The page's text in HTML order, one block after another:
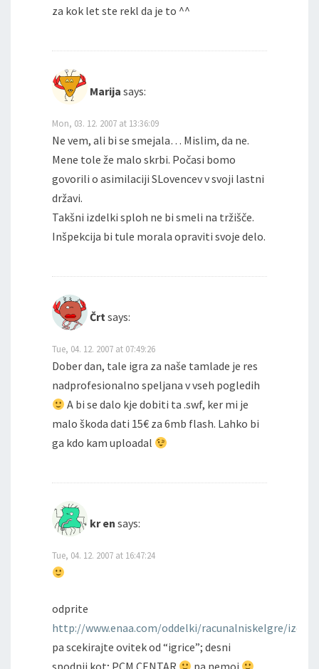
za kok let ste rekl da je to ^^
Marija says:
Mon, 03. 12. 2007 at 13:36:09
Ne vem, ali bi se smejala… Mislim, da ne.
Mene tole že malo skrbi. Počasi bomo
govorili o asimilaciji SLovencev v svoji lastni
državi.
Takšni izdelki sploh ne bi smeli na tržišče.
Inšpekcija bi tule morala opraviti svoje delo.
Črtsays:
Tue, 04. 12. 2007 at 07:49:26
Dober dan, tale igra za naše tamlade je res
nadprofesionalno speljana v vseh pogledih
A bi se dalo kje dobiti ta .swf, ker mi je
malo škoda dati 15€ za 6mb flash. Lahko bi
ga kdo kam uploadal
kr en says:
Tue, 04. 12. 2007 at 16:47:24
odprite
http://www.enaa.com/oddelki/racunalniskeIgre/
pa scekirajte ovitek od “igrice”; desni